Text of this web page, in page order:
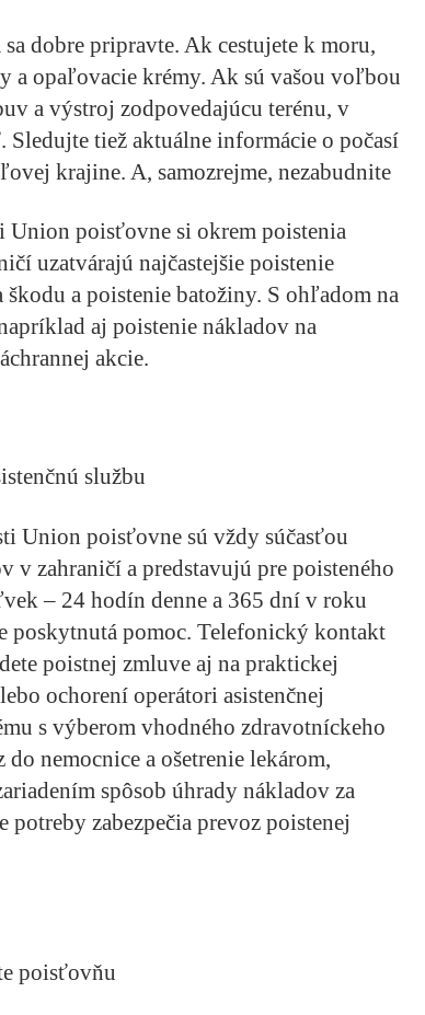
dobre pripravte. Ak cestujete k moru,
a opaľovacie krémy. Ak sú vašou voľbou
a výstroj zodpovedajúcu terénu, v
tiež aktuálne informácie o počasí
krajine. A, samozrejme, nezabudnite
Union poisťovne si okrem poistenia
uzatvárajú najčastejšie poistenie
škodu a poistenie batožiny. S ohľadom na
aj poistenie nákladov na
akcie.
službu
Union poisťovne sú vždy súčasťou
v zahraničí a predstavujú pre poisteného
– 24 hodín denne a 365 dní v roku
poskytnutá pomoc. Telefonický kontakt
poistnej zmluve aj na praktickej
ochorení operátori asistenčnej
s výberom vhodného zdravotníckeho
do nemocnice a ošetrenie lekárom,
spôsob úhrady nákladov za
zabezpečia prevoz poistenej
poisťovňu